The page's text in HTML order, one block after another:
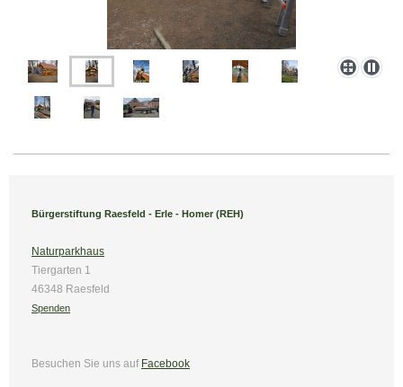
Bürgerstiftung Raesfeld - Erle - Homer (REH)
Naturparkhaus
Tiergarten 1
46348 Raesfeld
Spenden
Besuchen Sie uns auf Facebook